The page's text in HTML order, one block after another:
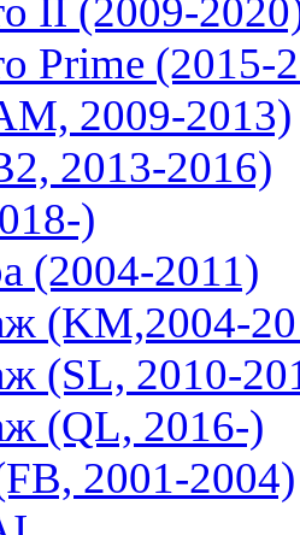
II (2009-
Prime (2015-
2009-2013)
2013-2016)
)
(2004-2011)
(KM,2004-
(SL, 2010-
(QL, 2016-)
2001-2004)